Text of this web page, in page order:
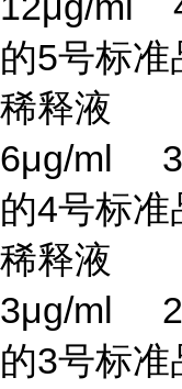
的5号标
稀释液
6μg/ml 3
的4号标
稀释液
3μg/ml 2
的3号标